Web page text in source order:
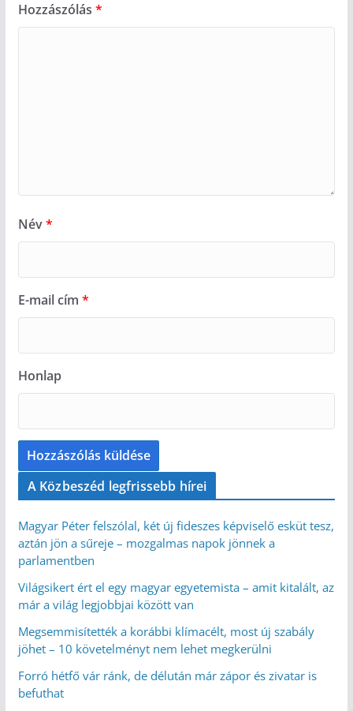
Hozzászólás *
Név*
E-mail cím *
Honlap
A Közbeszéd legfrissebb hírei
Magyar Péter felszólal, két új fideszes képviselő esküt tesz,
aztán jön a sűreje – mozgalmas napok jönnek a
parlamentben
Világsikert ért el egy magyar egyetemista – amit kitalált, az
már a világ legjobbjai között van
Megsemmisítették a korábbi klímacélt, most új szabály
jöhet – 10 követelményt nem lehet megkerülni
Forró hétfő vár ránk, de délután már zápor és zivatar is
befuthat